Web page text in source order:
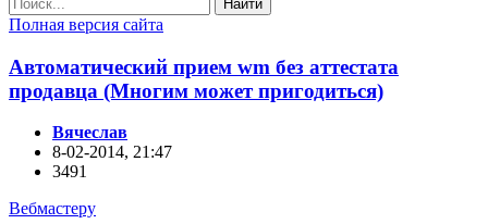
Найти
Полная версия сайта
Автоматический прием wm без аттестата
продавца (Многим может пригодиться)
Вячеслав
8-02-2014, 21:47
3491
Вебмастеру